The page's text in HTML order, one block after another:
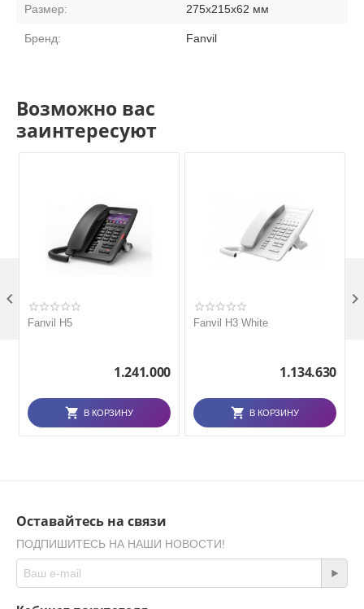
Размер: 275x215x62 мм
Бренд: Fanvil
Возможно вас
заинтересуют
Fanvil H5
1.241.000
В КОРЗИНУ
Fanvil H3 White
1.134.630
В КОРЗИНУ
 
Оставайтесь на связи
ПОДПИШИТЕСЬ НА НАШИ НОВОСТИ!